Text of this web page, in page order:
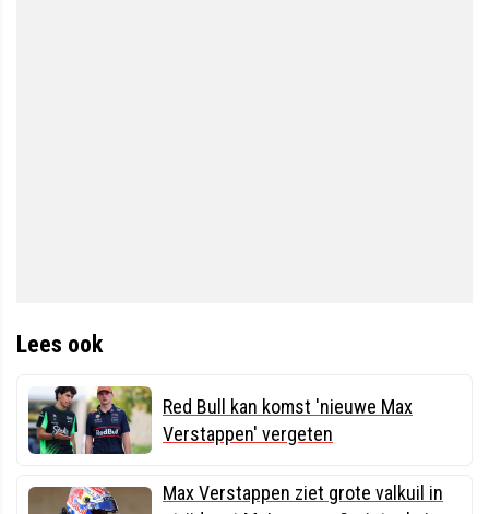
Lees ook
Red Bull kan komst 'nieuwe Max
Verstappen' vergeten
Max Verstappen ziet grote valkuil in